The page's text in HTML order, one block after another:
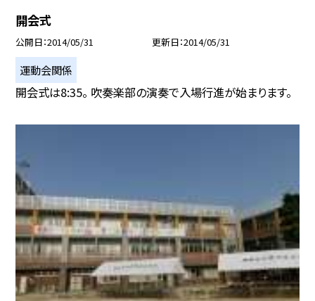
開会式
公開日 2014/05/31 更新日 2014/05/31
運動会関係
開会式は8:35。 吹奏楽部の演奏で入場行進が始まります。